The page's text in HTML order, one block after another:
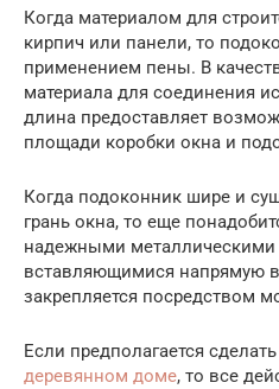
Когда материалом для
кирпич или панели, то
применением пены. В
материала для соединения
длина предоставляет
площади коробки окна и
Когда подоконник шире и
грань окна, то еще
надежными
вставляющимися напрямую
закрепляется посредством
Если предполагается сделать
деревянном доме, то все